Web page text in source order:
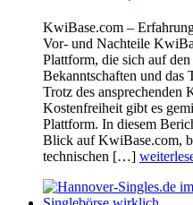
KwiBase.com –
Vor- und Nachteile
Plattform, die sich auf
Bekanntschaften und das
Trotz des ansprechenden
Kostenfreiheit gibt es
Plattform. In diesem
Blick auf KwiBase.com,
technischen […]